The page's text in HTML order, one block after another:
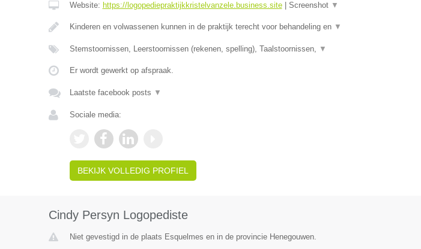
Website: https://logopediepraktijkkristelvanzele.business.site| Screenshot ▼
Kinderen en volwassenen kunnen in de praktijk terecht voor behandeling en ▼
Stemstoornissen, Leerstoornissen (rekenen, spelling), Taalstoornissen, ▼
Er wordt gewerkt op afspraak.
Laatste facebook posts ▼
Sociale media:
BEKIJK VOLLEDIG PROFIEL
Cindy Persyn Logopediste
Niet gevestigd in de plaats Esquelmes en in de provincie Henegouwen.